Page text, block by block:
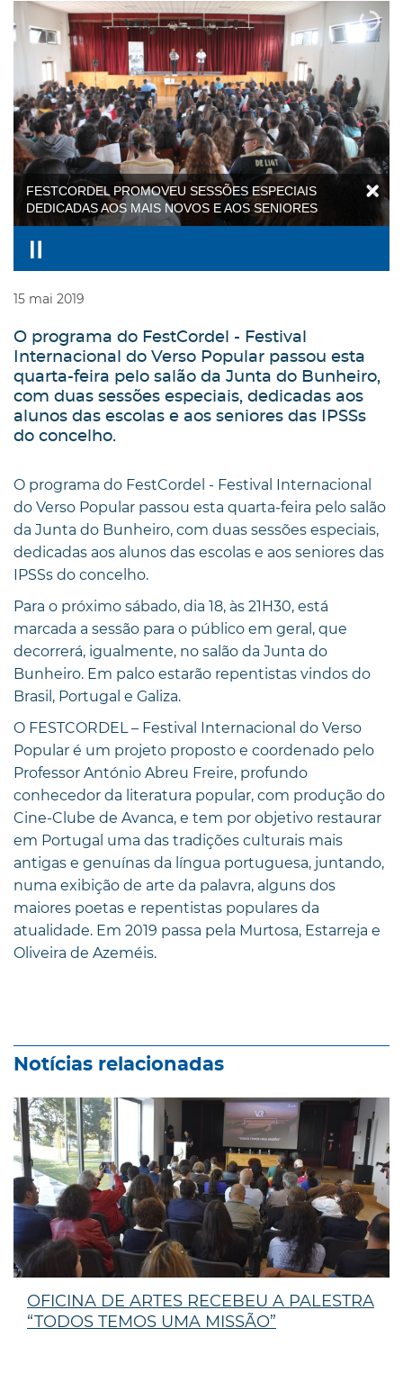
FESTCORDEL PROMOVEU SESSÕES ESPECIAIS
DEDICADAS AOS MAIS NOVOS E AOS SENIORES
15 mai 2019
O programa do FestCordel - Festival
Internacional do Verso Popular passou esta
quarta-feira pelo salão da Junta do Bunheiro,
com duas sessões especiais, dedicadas aos
alunos das escolas e aos seniores das IPSSs
do concelho.
O programa do FestCordel - Festival Internacional
do Verso Popular passou esta quarta-feira pelo salão
da Junta do Bunheiro, com duas sessões especiais,
dedicadas aos alunos das escolas e aos seniores das
IPSSs do concelho.
Para o próximo sábado, dia 18, às 21H30, está
marcada a sessão para o público em geral, que
decorrerá, igualmente, no salão da Junta do
Bunheiro. Em palco estarão repentistas vindos do
Brasil, Portugal e Galiza.
O FESTCORDEL – Festival Internacional do Verso
Popular é um projeto proposto e coordenado pelo
Professor António Abreu Freire, profundo
conhecedor da literatura popular, com produção do
Cine-Clube de Avanca, e tem por objetivo restaurar
em Portugal uma das tradições culturais mais
antigas e genuínas da língua portuguesa, juntando,
numa exibição de arte da palavra, alguns dos
maiores poetas e repentistas populares da
atualidade. Em 2019 passa pela Murtosa, Estarreja e
Oliveira de Azeméis.
Notícias relacionadas
OFICINA DE ARTES RECEBEU A PALESTRA
“TODOS TEMOS UMA MISSÃO”